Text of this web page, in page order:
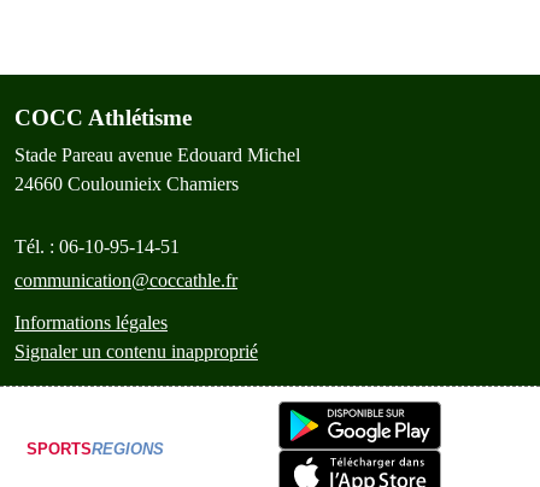
COCC Athlétisme
Stade Pareau avenue Edouard Michel
24660 Coulounieix Chamiers
Tél. : 06-10-95-14-51
communication@coccathle.fr
Informations légales
Signaler un contenu inapproprié
SPORTSREGIONS